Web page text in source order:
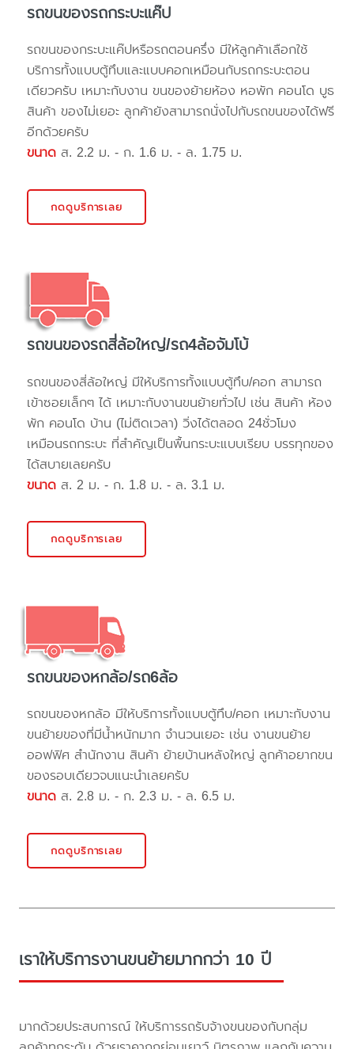
รถขนของรถกระบะแค๊ป
รถขนของกระบะแค๊ปหรือรถตอนครึ่ง มีให้ลูกค้าเลือกใช้
บริการทั้งแบบตู้ทึบและแบบคอกเหมือนกับรถกระบะตอน
เดียวครับ เหมาะกับงาน ขนของย้ายห้อง หอพัก คอนโด บูธ
สินค้า ของไม่เยอะ ลูกค้ายังสามารถนั่งไปกับรถขนของได้ฟรี
อีกด้วยครับ
ขนาด ส. 2.2 ม. - ก. 1.6 ม. - ล. 1.75 ม.
กดดูบริการเลย
รถขนของรถสี่ล้อใหญ่/รถ4ล้อจัมโบ้
รถขนของสี่ล้อใหญ่ มีให้บริการทั้งแบบตู้ทึบ/คอก สามารถ
เข้าซอยเล็กๆ ได้ เหมาะกับงานขนย้ายทั่วไป เช่น สินค้า ห้อง
พัก คอนโด บ้าน (ไม่ติดเวลา) วิ่งได้ตลอด 24ชั่วโมง
เหมือนรถกระบะ ที่สำคัญเป็นพื้นกระบะแบบเรียบ บรรทุกของ
ได้สบายเลยครับ
ขนาด ส. 2 ม. - ก. 1.8 ม. - ล. 3.1 ม.
กดดูบริการเลย
รถขนของหกล้อ/รถ6ล้อ
รถขนของหกล้อ มีให้บริการทั้งแบบตู้ทึบ/คอก เหมาะกับงาน
ขนย้ายของที่มีน้ำหนักมาก จำนวนเยอะ เช่น งานขนย้าย
ออฟฟิศ สำนักงาน สินค้า ย้ายบ้านหลังใหญ่ ลูกค้าอยากขน
ของรอบเดียวจบแนะนำเลยครับ
ขนาด ส. 2.8 ม. - ก. 2.3 ม. - ล. 6.5 ม.
กดดูบริการเลย
เราให้บริการงานขนย้ายมากกว่า 10 ปี
มากด้วยประสบการณ์ ให้บริการรถรับจ้างขนของกับกลุ่ม